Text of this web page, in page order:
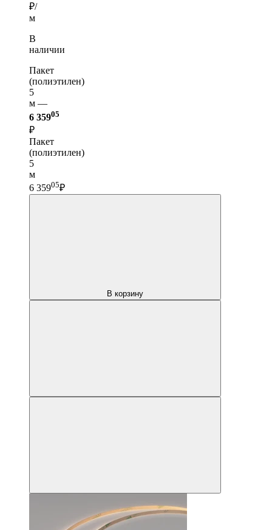
₽/
м
В
наличии
Пакет
(полиэтилен)
5
м —
6 35905
₽
Пакет
(полиэтилен)
5
м
6 35905₽
В корзину